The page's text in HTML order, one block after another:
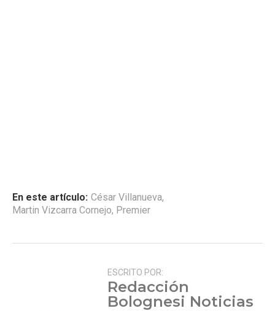
En este artículo: César Villanueva,
Martin Vizcarra Cornejo, Premier
ESCRITO POR:
Redacción
Bolognesi Noticias